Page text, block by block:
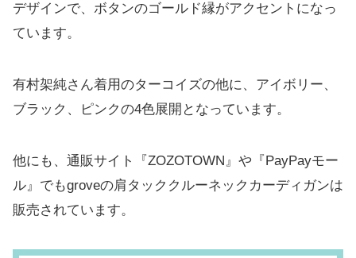
デザインで、ボタンのゴールド縁がアクセントになっ
ています。
有村架純さん着用のターコイズの他に、アイボリー、
ブラック、ピンクの4色展開となっています。
他にも、通販サイト『ZOZOTOWN』や『PayPayモー
ル』でもgroveの肩タッククルーネックカーディガンは
販売されています。